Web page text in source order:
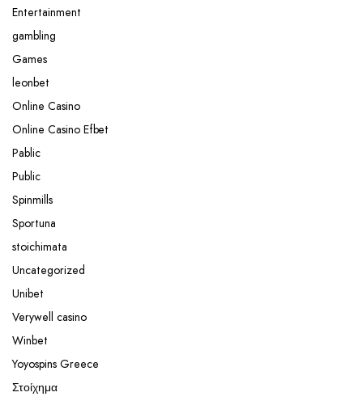
Entertainment
gambling
Games
leonbet
Online Casino
Online Casino Efbet
Pablic
Public
Spinmills
Sportuna
stoichimata
Uncategorized
Unibet
Verywell casino
Winbet
Yoyospins Greece
Στοίχημα